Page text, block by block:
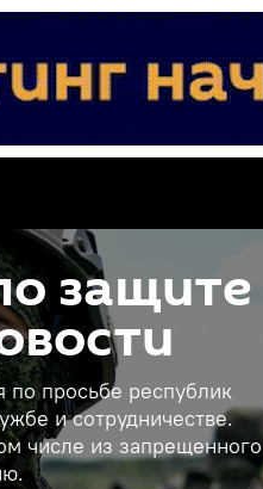
защите
по просьбе республик
и сотрудничестве.
числе из запрещенного